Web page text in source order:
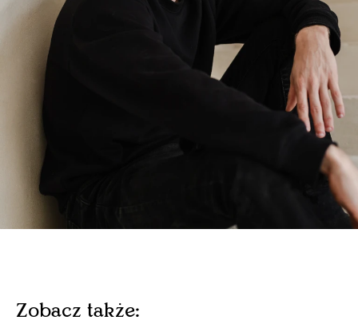
Zobacz także: